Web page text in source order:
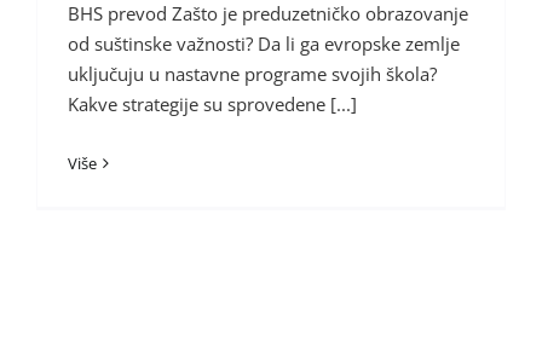
BHS prevod Zašto je preduzetničko obrazovanje
od suštinske važnosti? Da li ga evropske zemlje
uključuju u nastavne programe svojih škola?
Kakve strategije su sprovedene [...]
Više